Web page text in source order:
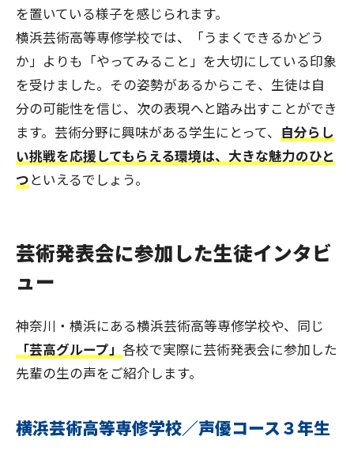
を置いている様子を感じられます。
横浜芸術高等専修学校では、「うまくできるかどう
か」よりも「やってみること」を大切にしている印象
を受けました。その姿勢があるからこそ、生徒は自
分の可能性を信じ、次の表現へと踏み出すことができ
ます。芸術分野に興味がある学生にとって、 自分らし
い挑戦を応援してもらえる環境は、大きな魅力のひと
つといえるでしょう。
芸術発表会に参加した生徒インタビ
ュー
神奈川・横浜にある横浜芸術高等専修学校や、同じ
「芸高グループ」各校で実際に芸術発表会に参加した
先輩の生の声をご紹介します。
横浜芸術高等専修学校／声優コース３年生